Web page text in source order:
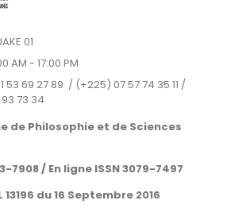
01
AM - 17:00 PM
53 69 27 89 / (+225) 07 57 74 35 11 /
73 34
de Philosophie et de Sciences
7908 / En ligne ISSN 3079-7497
13196 du 16 Septembre 2016